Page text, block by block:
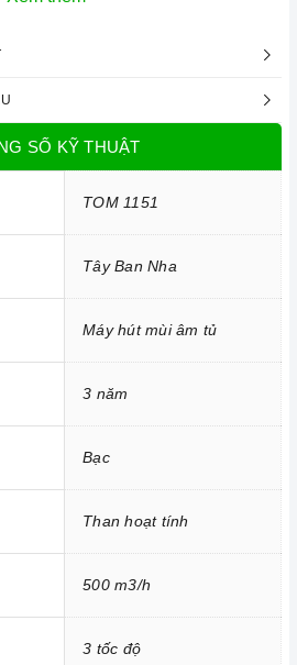
dựa trên nguyên tắc của quạt thông
LED 4W có tác dụng chiếu sáng và
SỐ KỸ THUẬT
TOM 1151
Tây Ban Nha
Máy hút mùi âm tủ
3 năm
Bạc
Than hoạt tính
500 m3/h
3 tốc độ